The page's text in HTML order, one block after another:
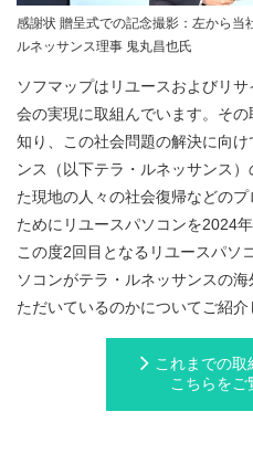
感謝状 贈呈式での記念撮影：左から当
ルネッサンス理事 鬼丸昌也氏
ソフマップはリユースおよびリ
会の実現に取組んでいます。そ
知り、この社会問題の解決に向
ンス（以下テラ・ルネッサンス
た現地の人々の社会復帰などの
ためにリユースパソコンを2024
この度2回目となるリユースパソ
ソコンがテラ・ルネッサンスの
ただいているのかについてご紹介
これまでの取
こちらをご